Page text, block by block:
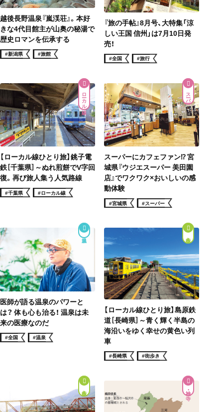
越後長野温泉『嵐渓荘』。本好
きな4代目館主が山奥の秘湯で
歴史ロマンを伝承する
#新潟県 #旅館
『旅の手帖』8月号、大特集「涼
しい王国 信州」は7月10日発
売！
#全国 #旅行
ローカル線
【ローカル線ひとり旅】銚子電
鉄［千葉県］～ぬれ煎餅でV字回
復。再び旅人集う人気路線
#千葉県 #ローカル線
スーパー
スーパーにカフェファン⁉ 宮
城県『ウジエスーパー 美田園
店』でワクワク×おいしいの感
動体験
#宮城県 #スーパー
医師が語る温泉のパワーと
は？ 体も心も治る！ 温泉は未
来の医療なのだ
#全国 #温泉
街歩き
【ローカル線ひとり旅】島原鉄
道［長崎県］～青く輝く半島の
海沿いをゆく幸せの黄色い列
車
#長崎県 #街歩き
街歩き 神社・寺